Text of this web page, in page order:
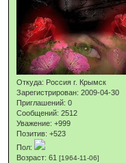
Откуда: Россия г. Крымск
Зарегистрирован: 2009-04-30
Приглашений: 0
Сообщений: 2512
Уважение: +999
Позитив: +523
Пол:
Возраст: 61[1964-11-06]